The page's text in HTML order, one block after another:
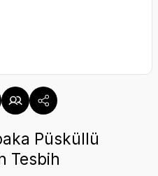
Püsküllü
Tesbih